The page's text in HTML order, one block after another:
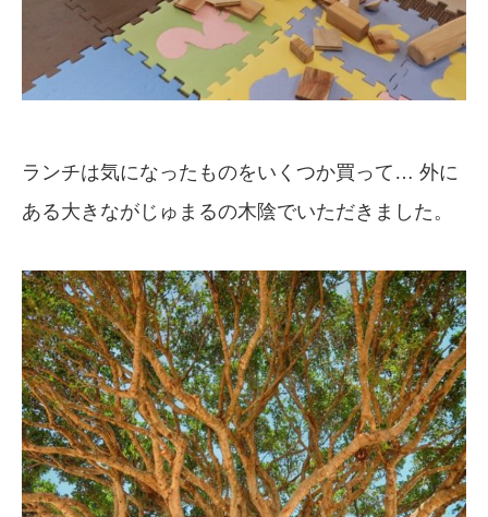
ランチは気になったものをいくつか買って… 外に
ある大きながじゅまるの木陰でいただきました。